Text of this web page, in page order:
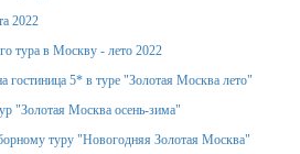
2022
тура в Москву - лето 2022
гостиница 5* в туре "Золотая Москва лето"
"Золотая Москва осень-зима"
туру "Новогодняя Золотая Москва"